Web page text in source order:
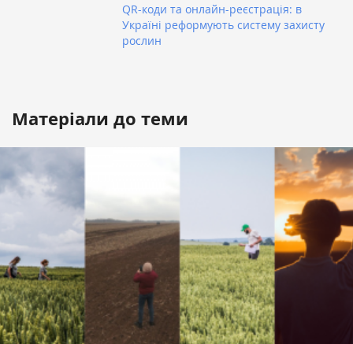
QR-коди та онлайн-реєстрація: в
Україні реформують систему захисту
рослин
Матеріали до теми